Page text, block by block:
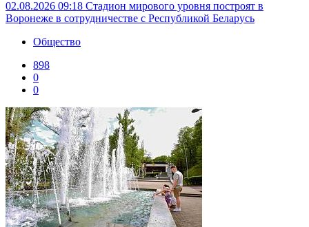
02.08.2026 09:18 Стадион мирового уровня построят в
Воронеже в сотрудничестве с Республикой Беларусь
Общество
898
0
0